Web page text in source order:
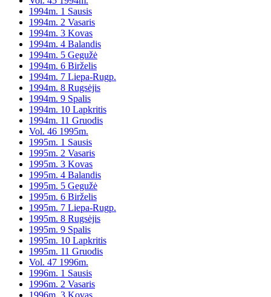
1994m. 1 Sausis
1994m. 2 Vasaris
1994m. 3 Kovas
1994m. 4 Balandis
1994m. 5 Gegužė
1994m. 6 Birželis
1994m. 7 Liepa-Rugp.
1994m. 8 Rugsėjis
1994m. 9 Spalis
1994m. 10 Lapkritis
1994m. 11 Gruodis
Vol. 46 1995m.
1995m. 1 Sausis
1995m. 2 Vasaris
1995m. 3 Kovas
1995m. 4 Balandis
1995m. 5 Gegužė
1995m. 6 Birželis
1995m. 7 Liepa-Rugp.
1995m. 8 Rugsėjis
1995m. 9 Spalis
1995m. 10 Lapkritis
1995m. 11 Gruodis
Vol. 47 1996m.
1996m. 1 Sausis
1996m. 2 Vasaris